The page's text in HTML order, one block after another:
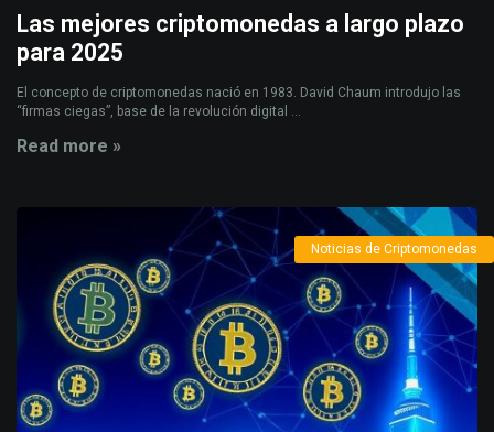
Las mejores criptomonedas a largo plazo
para 2025
El concepto de criptomonedas nació en 1983. David Chaum introdujo las
“firmas ciegas”, base de la revolución digital ...
Read more »
Noticias de Criptomonedas